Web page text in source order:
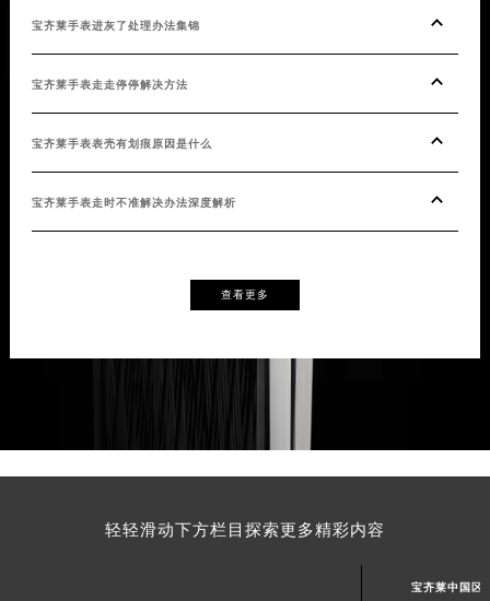
宝齐莱手表进灰了处理办法集锦
宝齐莱手表走走停停解决方法
宝齐莱手表表壳有划痕原因是什么
宝齐莱手表走时不准解决办法深度解析
查看更多
轻轻滑动下方栏目探索更多精彩内容
宝齐莱中国区